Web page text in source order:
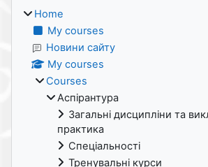
Home
My courses
Новини сайту
My courses
Courses
Аспірантура
Загальні дисципліни та
практика
Спеціальності
Тренувальні курси